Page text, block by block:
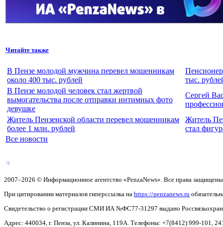
Читайте также
В Пензе молодой мужчина перевел мошенникам
около 400 тыс. рублей
тыс.
В Пензе молодой человек стал жертвой
вымогательства после отправки интимных фото
девушке
Сергей
Житель Пензенской области перевел мошенникам
более 1 млн. рублей
Житель
стал
Все новости
2007–2026 © Информационное агентство «PenzaNews». Все права
При цитировании материалов гиперссылка на https://penzanews.ru
Свидетельство о регистрации СМИ ИА №ФС77-31297 выдано
Адрес: 440034, г. Пенза, ул. Калинина, 119А. Телефоны: +7(8412) 999-101,